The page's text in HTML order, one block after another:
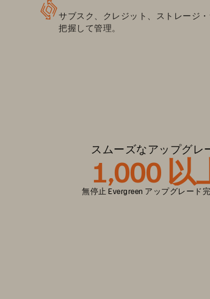
サブスク、クレジット、ストレージ
把握して管理。
スムーズなアップグレ
1,000 以
無停止 Evergreen アップグレード